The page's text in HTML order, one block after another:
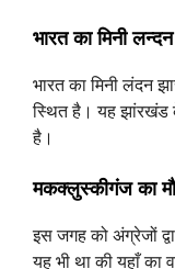
भारत का मिनी
भारत का मिनी लंदन
स्थित है। यह झांरखंड
है।
मकक्लुस्कीगंज का
इस जगह को अंग्रेजों
यह भी था की यहाँ